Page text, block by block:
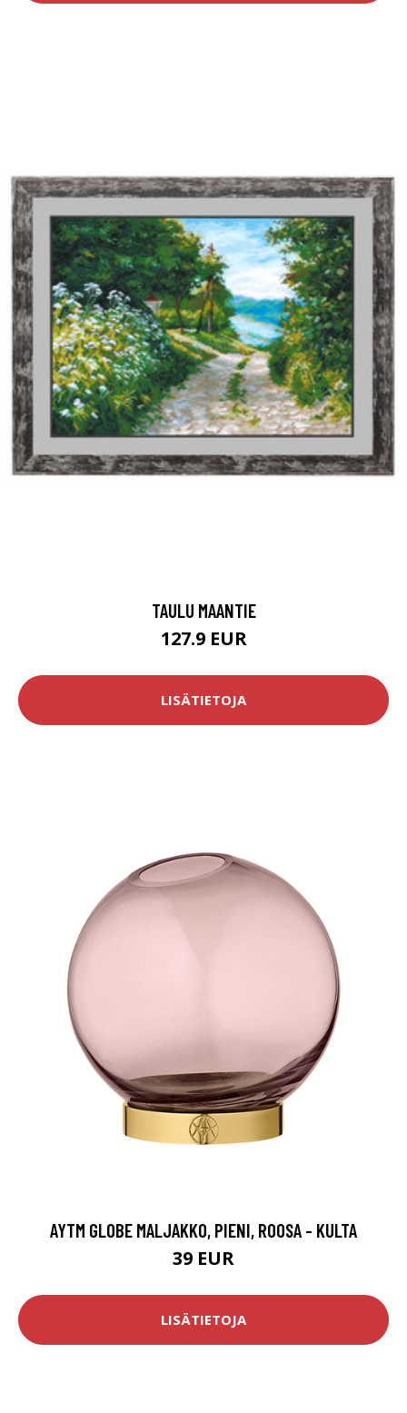
TAULU MAANTIE
127.9 EUR
LISÄTIETOJA
AYTM GLOBE MALJAKKO, PIENI, ROOSA - KULTA
39 EUR
LISÄTIETOJA